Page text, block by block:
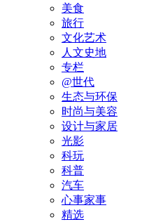
美食
旅行
文化艺术
人文史地
专栏
@世代
生态与环保
时尚与美容
设计与家居
光影
科玩
科普
汽车
心事家事
精选